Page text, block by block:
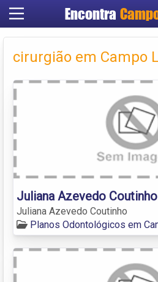
Encontra
Criar
cirurgião em Campo
Juliana Azevedo Coutinho
Juliana Azevedo Coutinho
Planos Odontológicos em